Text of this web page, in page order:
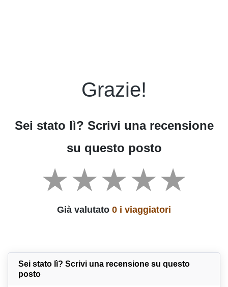
Grazie!
Sei stato lì? Scrivi una recensione
su questo posto
Già valutato 0 i viaggiatori
Sei stato lì? Scrivi una recensione su questo
posto